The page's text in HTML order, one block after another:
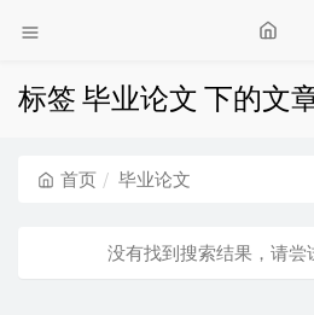
标签 毕业论文 下的文
首页 毕业论文
没有找到搜索结果，请尝